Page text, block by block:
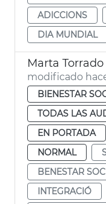
ADICCIONS
DIA MUNDIAL
modificado
BIENESTAR
TODAS LAS
EN PORTADA
NORMAL
BENESTAR
INTEGRACIÓ